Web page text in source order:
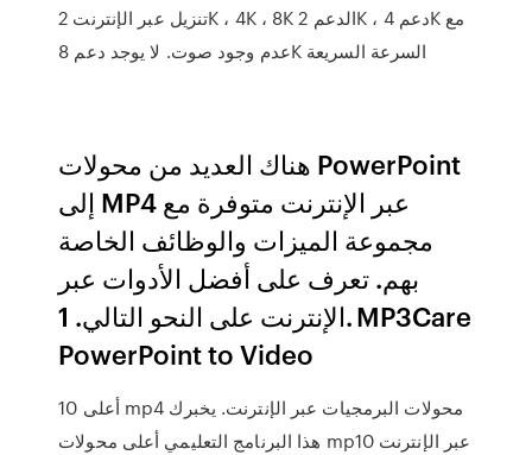
تنزيل عبر الإنترنت 2K ، 4K ، 8K الدعم 2K ، دعم 4K مع
عدم وجود صوت. لا يوجد دعم 8K السرعة السريعة
هناك العديد من محولات PowerPoint
إلى MP4 عبر الإنترنت متوفرة مع
مجموعة الميزات والوظائف الخاصة
بهم. تعرف على أفضل الأدوات عبر
الإنترنت على النحو التالي. 1. MP3Care
PowerPoint to Video
أعلى 10 mp4 محولات البرمجيات عبر الإنترنت. يخبرك
هذا البرنامج التعليمي أعلى محولات mp10 عبر الإنترنت